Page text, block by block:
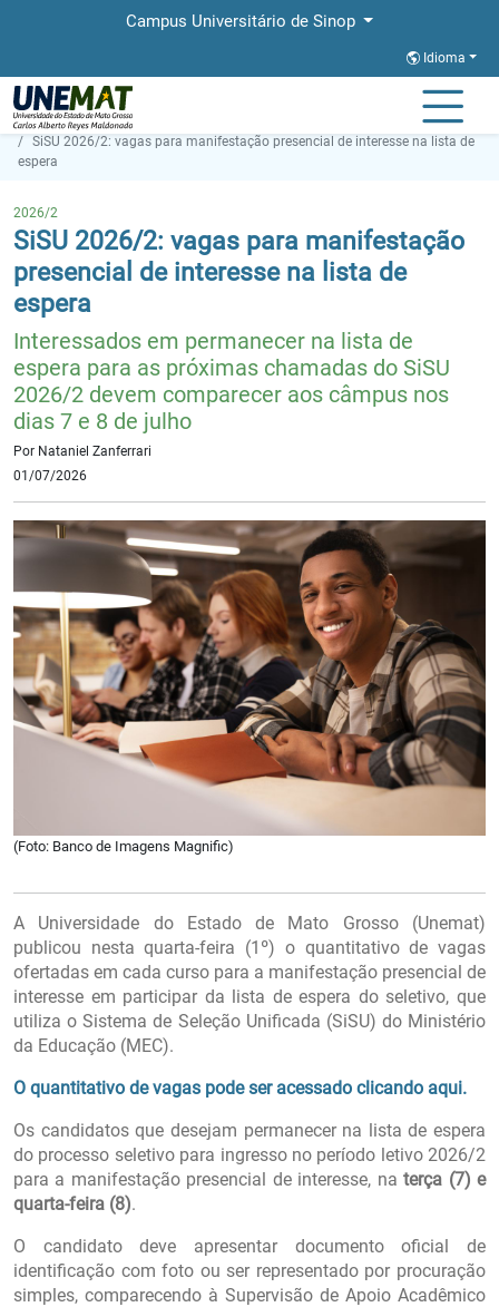
Campus Universitário de Sinop
Idioma
Página Inicial
SiSU 2026/2: vagas para manifestação presencial de interesse na lista de
espera
2026/2
SiSU 2026/2: vagas para manifestação
presencial de interesse na lista de
espera
Interessados em permanecer na lista de
espera para as próximas chamadas do SiSU
2026/2 devem comparecer aos câmpus nos
dias 7 e 8 de julho
Por Nataniel Zanferrari
01/07/2026
(Foto: Banco de Imagens Magnific)
A Universidade do Estado de Mato Grosso (Unemat)
publicou nesta quarta-feira (1º) o quantitativo de vagas
ofertadas em cada curso para a manifestação presencial de
interesse em participar da lista de espera do seletivo, que
utiliza o Sistema de Seleção Unificada (SiSU) do Ministério
da Educação (MEC).
O quantitativo de vagas pode ser acessado clicando aqui.
Os candidatos que desejam permanecer na lista de espera
do processo seletivo para ingresso no período letivo 2026/2
para a manifestação presencial de interesse, naterça (7) e
quarta-feira (8).
O candidato deve apresentar documento oficial de
identificação com foto ou ser representado por procuração
simples, comparecendo à Supervisão de Apoio Acadêmico